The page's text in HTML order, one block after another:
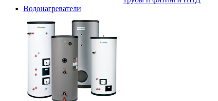
Водонагреватели